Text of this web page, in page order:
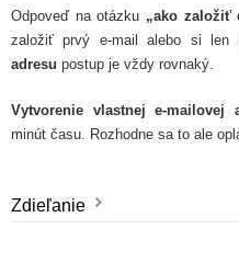
Odpoveď na otázku „ako založiť
založiť prvý e-mail alebo si len
adresu postup je vždy rovnaký.
Vytvorenie vlastnej e-mailovej
minút času. Rozhodne sa to ale
Zdieľanie